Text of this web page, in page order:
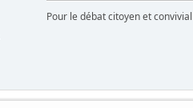
Pour le débat citoyen et